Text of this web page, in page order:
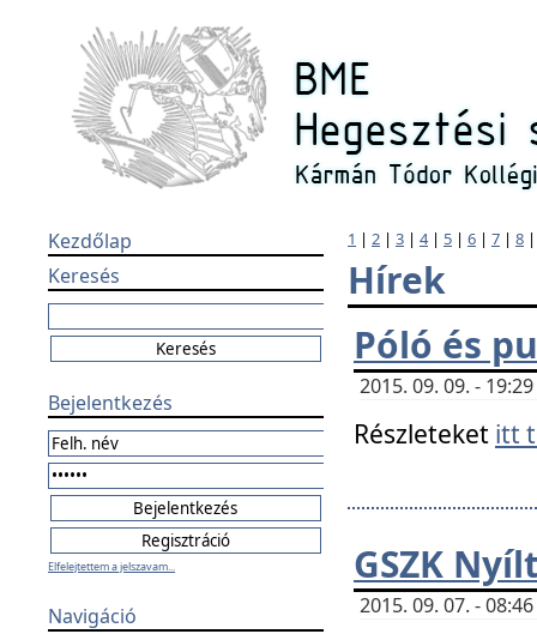
Kezdőlap
Keresés
Bejelentkezés
Elfelejtettem a jelszavam...
Navigáció
1 | 2 | 3 | 4| 5 | 6 | 7 | 8
Hírek
Póló és
2015. 09. 09. -
Részleteket itt
GSZK
2015. 09. 07. -